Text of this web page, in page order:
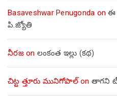
Basaveshwar Penugonda onఈ
పి.జ్యోతి
నీరజon లంకంత ఇల్లు (కథ)
చిట్ట త్తూరు మునిగోపాల్on తాగని